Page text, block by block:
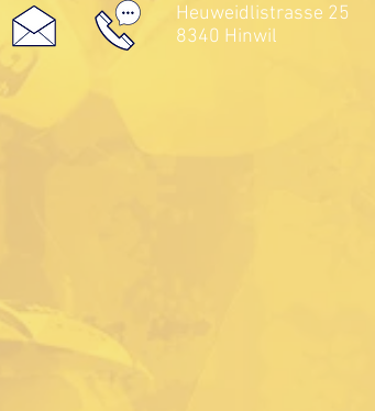
Heuweidlistrasse 25
8340 Hinwil